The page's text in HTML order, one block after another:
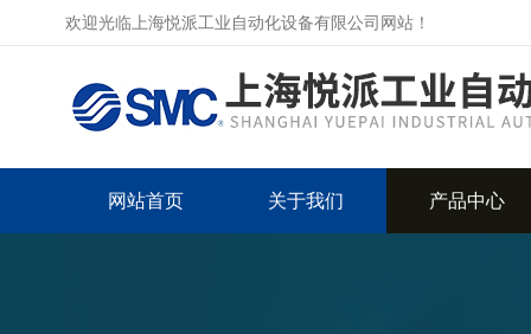
欢迎光临上海悦派工业自动化设备有限公司网站！
网站首页 关于我们 产品中心